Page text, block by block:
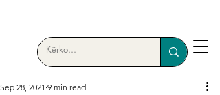
Sep 28, 2021 9 min read